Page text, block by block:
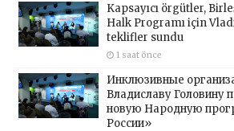
Kapsayıcı örgütler,
Halk Programı için
teklifler sundu
1 saat önce
Инклюзивные
Владиславу Головину
новую Народную
России»